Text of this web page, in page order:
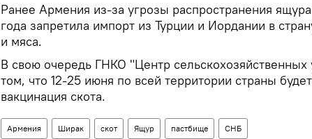
Ранее Армения из-за угрозы распространения
года запретила импорт из Турции и Иордании в
и мяса.
В свою очередь ГНКО "Центр сельскохозяйственных
том, что 12-25 июня по всей территории страны
вакцинация скота.
Армения Ширак скот Ящур пастбище СНБ